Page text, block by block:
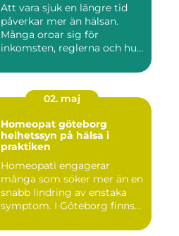
Att vara sjuk en längre tid
påverkar mer än hälsan.
Många oroar sig för
inkomsten, reglerna och hur
02. maj
Homeopat göteborg
helhetssyn på hälsa i
praktiken
Homeopati engagerar
många som söker mer än en
snabb lindring av enstaka
symptom. I Göteborg finns